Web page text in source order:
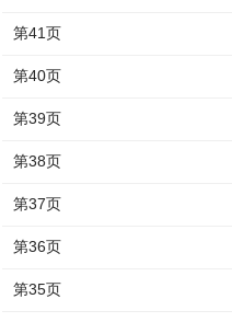
第41页
第40页
第39页
第38页
第37页
第36页
第35页